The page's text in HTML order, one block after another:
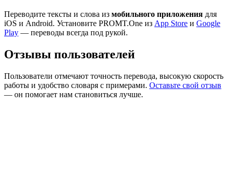
Переводите тексты и слова из мобильного приложения для
iOS и Android. Установите PROMT.One из App Store и Google
Play — переводы всегда под рукой.
Отзывы пользователей
Пользователи отмечают точность перевода, высокую скорость
работы и удобство словаря с примерами. Оставьте свой отзыв
— он помогает нам становиться лучше.